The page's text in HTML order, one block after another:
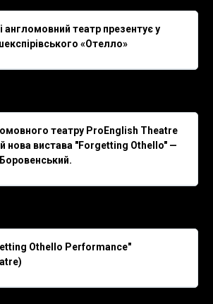
англомовний театр презентує у
«Отелло»
театру ProEnglish Theatre
нова вистава "Forgetting Othello" —
Othello Performance"